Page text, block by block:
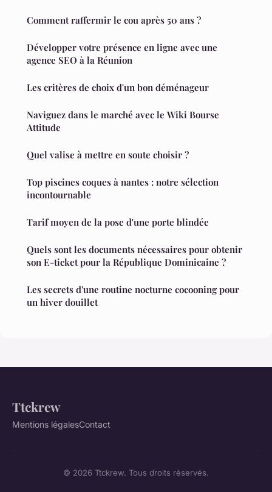
Comment raffermir le cou après 50 ans ?
Développer votre présence en ligne avec une
agence SEO à la Réunion
Les critères de choix d'un bon déménageur
Naviguez dans le marché avec le Wiki Bourse
Attitude
Quel valise à mettre en soute choisir ?
Top piscines coques à nantes : notre sélection
incontournable
Tarif moyen de la pose d'une porte blindée
Quels sont les documents nécessaires pour obtenir
son E-ticket pour la République Dominicaine ?
Les secrets d'une routine nocturne cocooning pour
un hiver douillet
Ttckrew
Mentions légalesContact
© 2026 Ttckrew. Tous droits réservés.